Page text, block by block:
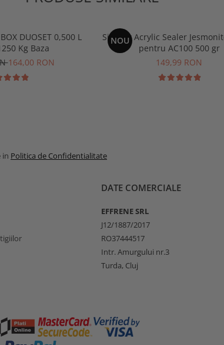
DUOSET 0,500 L
Kg Baza
164,00 RON
NOU
Sigilant Acrylic Sealer
pentru AC100 500 gr
149,99 RON
in Politica de Confidentialitate
DATE COMERCIALE
EFFRENE SRL
J12/1887/2017
RO37444517
Intr. Amurgului nr.3
Turda, Cluj